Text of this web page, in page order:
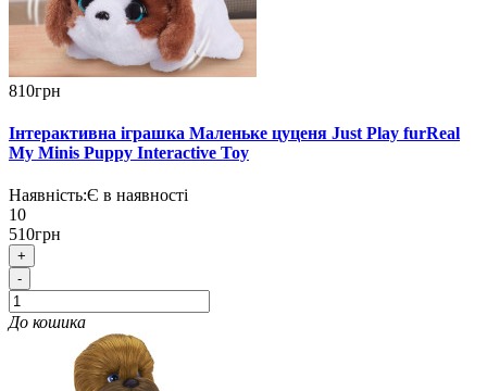
810грн
Інтерактивна іграшка Маленьке цуценя Just Play furReal
My Minis Puppy Interactive Toy
Наявність:Є в наявності
10
510грн
+
-
До кошика